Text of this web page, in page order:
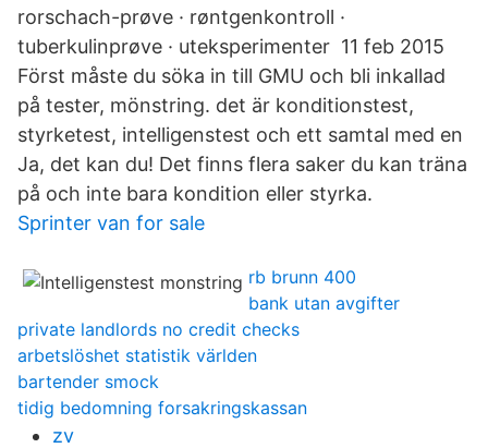
rorschach-prøve · røntgenkontroll ·
tuberkulinprøve · uteksperimenter 11 feb 2015
Först måste du söka in till GMU och bli inkallad
på tester, mönstring. det är konditionstest,
styrketest, intelligenstest och ett samtal med en
Ja, det kan du! Det finns flera saker du kan träna
på och inte bara kondition eller styrka.
Sprinter van for sale
rb brunn 400
bank utan avgifter
private landlords no credit checks
arbetslöshet statistik världen
bartender smock
tidig bedomning forsakringskassan
zv